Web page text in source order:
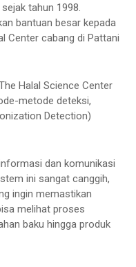
tahun 1998.
bantuan besar kepada
Center cabang di Pattani
Halal Science Center
metode deteksi,
Detection)
dan komunikasi
ini sangat canggih,
ingin memastikan
melihat proses
baku hingga produk